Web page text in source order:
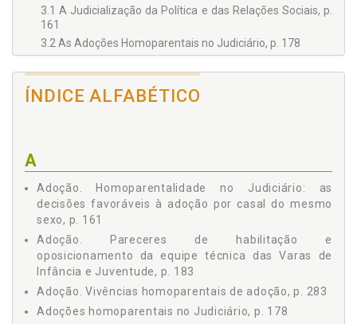
3.1 A Judicialização da Política e das Relações Sociais, p.
161
3.2 As Adoções Homoparentais no Judiciário, p. 178
da Equipe Técnica das Varas de Infância e Juventude,
p. 183
Homossexuais, p. 271
4.2 Vivências Homoparentais de Adoção, p. 283
4.3 Vivências Homoparentais de Famílias Recompostas, p.
4.4 Idiossincrasias, p. 330
4.5 Familiarizando com as Famílias, p. 342
CONSIDERAÇÕES FINAIS, p. 351
REFERÊNCIAS, p. 359
ÍNDICE ALFABÉTICO
A
Adoção. Homoparentalidade no Judiciário: as
decisões favoráveis à adoção por casal do mesmo
sexo, p. 161
Adoção. Pareceres de habilitação e
oposicionamento da equipe técnica das Varas de
Infância e Juventude, p. 183
Adoção. Vivências homoparentais de adoção, p. 283
Adoções homoparentais no Judiciário, p. 178